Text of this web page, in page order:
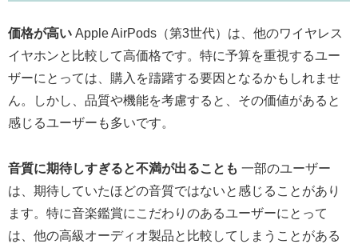
価格が高い Apple AirPods（第3世代）は、他のワイヤレス
イヤホンと比較して高価格です。特に予算を重視するユー
ザーにとっては、購入を躊躇する要因となるかもしれませ
ん。しかし、品質や機能を考慮すると、その価値があると
感じるユーザーも多いです。
音質に期待しすぎると不満が出ることも 一部のユーザー
は、期待していたほどの音質ではないと感じることがあり
ます。特に音楽鑑賞にこだわりのあるユーザーにとって
は、他の高級オーディオ製品と比較してしまうことがある